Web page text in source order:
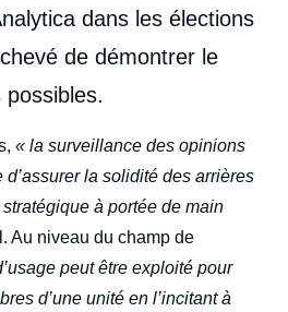
dans les élections
de démontrer le
« la surveillance des opinions
la solidité des arrières
à portée de main
Au niveau du champ de
peut être exploité pour
d’une unité en l’incitant à